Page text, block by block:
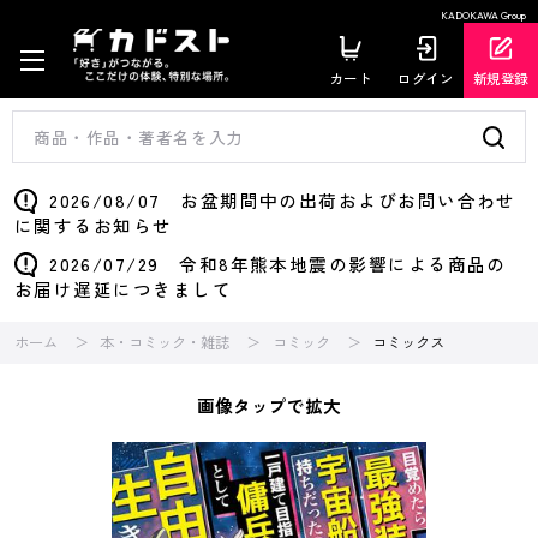
KADOKAWA Group
カート ログイン 新規登録
2026/08/07 お盆期間中の出荷およびお問い合わせ
に関するお知らせ
2026/07/29 令和8年熊本地震の影響による商品の
お届け遅延につきまして
ホーム 本・コミック・雑誌 コミック コミックス
画像タップで拡大